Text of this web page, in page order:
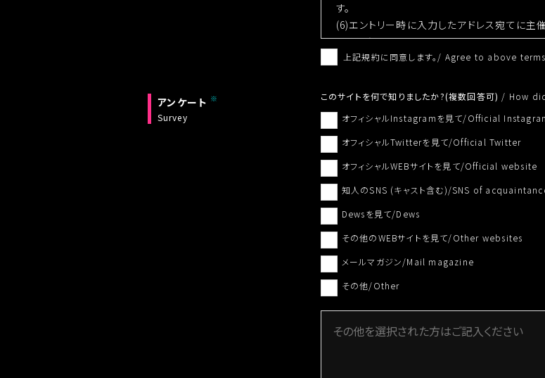
す。
(6)エントリー時に入力したアドレス宛てに
承ください。
■個人情報の取扱について
１．個人情報の管理責任者
所属部署：株式会社アノマリー
連絡先：電話03(6804)6919
２．個人情報の利用目的
(1)当社サービスをご利用いただく皆様の個人
・イベント出場者様へのイベント情報などを
・イベント参加申込受付をするため
・イベント映像撮影やメディアへの公開を行う
YouTube、Twitter、Instagram、Facebook等
・緊急時に行うお客様への連絡のため
・お客様へイベント情報、商品情報（カタログ
・お客様から寄せられたご質問、ご意見、ご要
・イベント出場者様へのイベント情報などを提
上記規約に同意します。/ Agree to above terms
アンケート
Survey
このサイトを何で知りましたか?(複数回答可) / How
オフィシャルInstagramを見て/Official
オフィシャルTwitterを見て/Official Twitter
オフィシャルWEBサイトを見て/Official website
知人のSNS (キャスト含む)/SNS of
Dewsを見て/Dews
その他のWEBサイトを見て/Other websites
メールマガジン/Mail magazine
その他/Other